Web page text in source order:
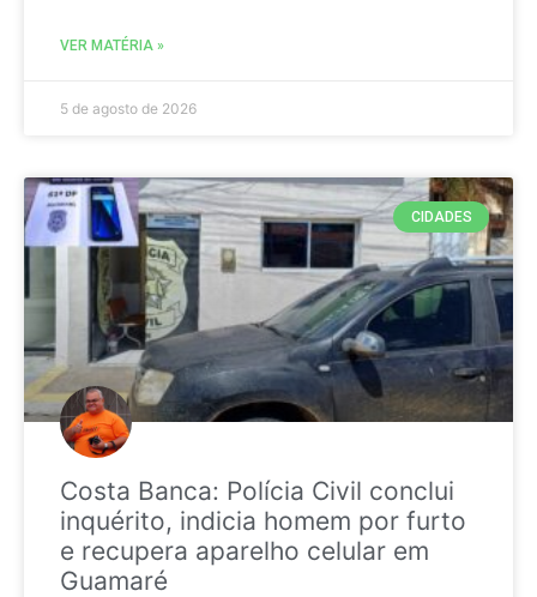
VER MATÉRIA »
5 de agosto de 2026
CIDADES
Costa Banca: Polícia Civil conclui
inquérito, indicia homem por furto
e recupera aparelho celular em
Guamaré